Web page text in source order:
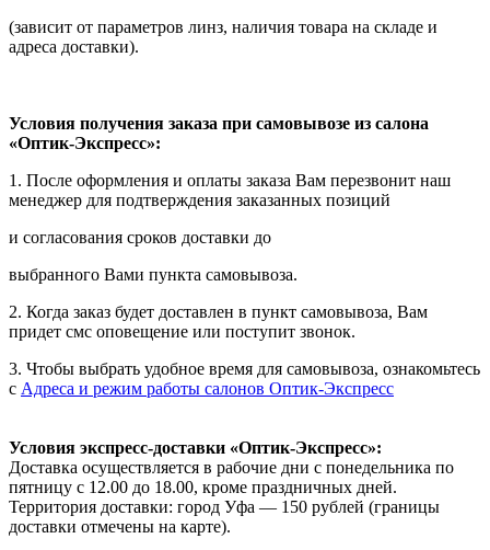
(зависит от параметров линз, наличия товара на складе и
адреса доставки).
Условия получения заказа при самовывозе из салона
«Оптик-Экспресс»:
1. После оформления и оплаты заказа Вам перезвонит наш
менеджер для подтверждения заказанных позиций
и согласования сроков доставки до
выбранного Вами пункта самовывоза.
2. Когда заказ будет доставлен в пункт самовывоза, Вам
придет смс оповещение или поступит звонок.
3. Чтобы выбрать удобное время для самовывоза, ознакомьтесь
с Адреса и режим работы салонов Оптик-Экспресс
Условия экспресс-доставки «Оптик-Экспресс»:
Доставка осуществляется в рабочие дни с понедельника по
пятницу с 12.00 до 18.00, кроме праздничных дней.
Территория доставки: город Уфа — 150 рублей (границы
доставки отмечены на карте).